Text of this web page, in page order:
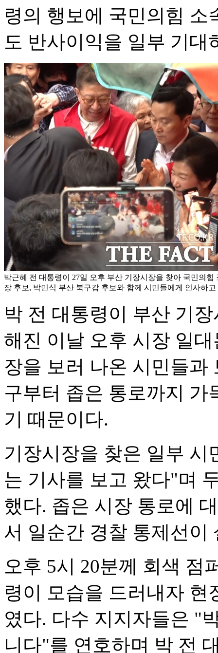
령의 행보에 국민의힘
도 반사이익을 일부 기대
박근혜 전 대통령이 27일 오후 부산 기장시장을 찾아 국민의힘
장 후보, 박민식 부산 북구갑 후보와 함께 시민들에게 인사하
박 전 대통령이 부산 기
해진 이날 오후 시장 일
장을 보러 나온 시민들과
구부터 좁은 통로까지
기 때문이다.
기장시장을 찾은 일부
는 기사를 보고 왔다"며
했다. 좁은 시장 통로에
서 일순간 경찰 통제선이
오후 5시 20분께 회색 점
령이 모습을 드러내자
였다. 다수 지지자들은 "
니다"를 연호하며 박 전